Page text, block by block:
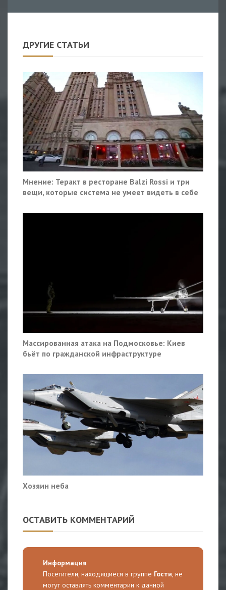
ДРУГИЕ СТАТЬИ
Мнение: Теракт в ресторане Balzi Rossi и три
вещи, которые система не умеет видеть в себе
Массированная атака на Подмосковье: Киев
бьёт по гражданской инфраструктуре
Хозяин неба
ОСТАВИТЬ КОММЕНТАРИЙ
Информация
Посетители, находящиеся в группе Гости, не
могут оставлять комментарии к данной